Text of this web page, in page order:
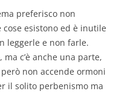
preferisco non
esistono ed è inutile
leggerle e non farle.
c’è anche una parte,
non accende ormoni
il solito perbenismo ma